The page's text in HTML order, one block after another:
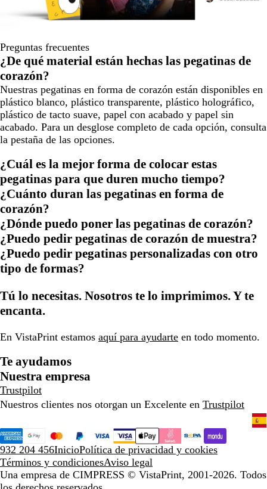
Preguntas frecuentes
¿De qué material están hechas las pegatinas de
corazón?
Nuestras pegatinas en forma de corazón están disponibles en
plástico blanco, plástico transparente, plástico holográfico,
plástico de tacto suave, papel con acabado y papel sin
acabado. Para un desglose completo de cada opción, consulta
la pestaña de las opciones.
¿Cuál es la mejor forma de colocar estas
pegatinas para que duren mucho tiempo?
¿Cuánto duran las pegatinas en forma de
corazón?
¿Dónde puedo poner las pegatinas de corazón?
¿Puedo pedir pegatinas de corazón de muestra?
¿Puedo pedir pegatinas personalizadas con otro
tipo de formas?
Tú lo necesitas. Nosotros te lo imprimimos. Y te
encanta.
En VistaPrint estamos aquí para ayudarte en todo momento.
Te ayudamos
Nuestra empresa
Trustpilot
Nuestros clientes nos otorgan un Excelente en Trustpilot
932 204 456InicioPolítica de privacidad y cookies
Términos y condicionesAviso legal
Una empresa de CIMPRESS © VistaPrint, 2001-2026. Todos